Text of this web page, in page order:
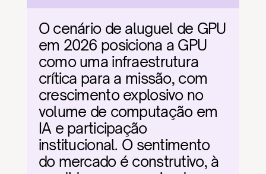
O cenário de aluguel de GPU
em 2026 posiciona a GPU
como uma infraestrutura
crítica para a missão, com
crescimento explosivo no
volume de computação em
IA e participação
institucional. O sentimento
do mercado é construtivo, à